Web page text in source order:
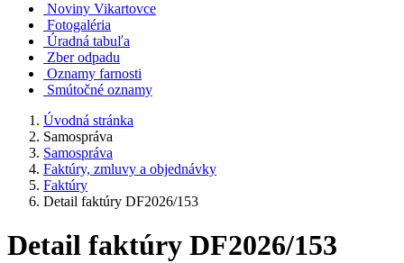
Noviny Vikartovce
Fotogaléria
Úradná tabuľa
Zber odpadu
Oznamy farnosti
Smútočné oznamy
Úvodná stránka
Samospráva
Samospráva
Faktúry, zmluvy a objednávky
Faktúry
Detail faktúry DF2026/153
Detail faktúry DF2026/153